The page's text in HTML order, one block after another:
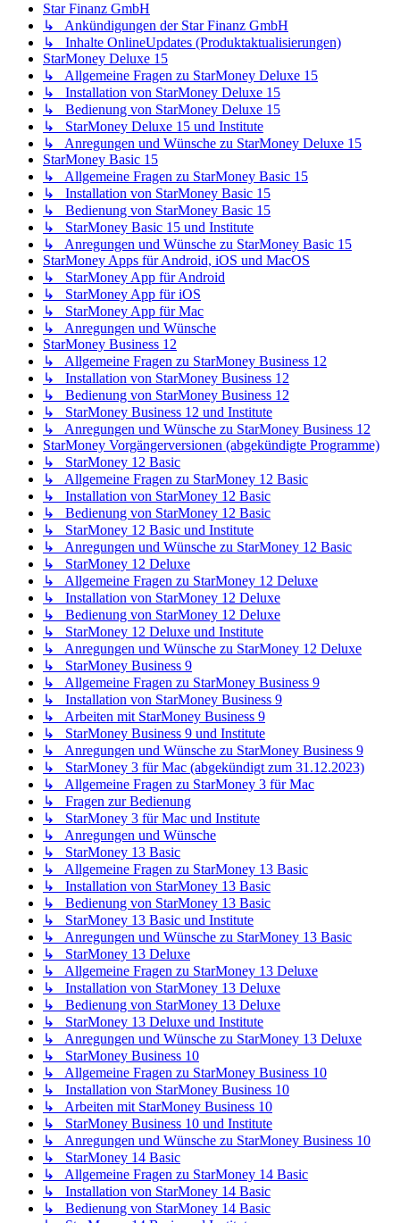
Star Finanz GmbH
↳ Ankündigungen der Star Finanz GmbH
↳ Inhalte OnlineUpdates (Produktaktualisierungen)
StarMoney Deluxe 15
↳ Allgemeine Fragen zu StarMoney Deluxe 15
↳ Installation von StarMoney Deluxe 15
↳ Bedienung von StarMoney Deluxe 15
↳ StarMoney Deluxe 15 und Institute
↳ Anregungen und Wünsche zu StarMoney Deluxe 15
StarMoney Basic 15
↳ Allgemeine Fragen zu StarMoney Basic 15
↳ Installation von StarMoney Basic 15
↳ Bedienung von StarMoney Basic 15
↳ StarMoney Basic 15 und Institute
↳ Anregungen und Wünsche zu StarMoney Basic 15
StarMoney Apps für Android, iOS und MacOS
↳ StarMoney App für Android
↳ StarMoney App für iOS
↳ StarMoney App für Mac
↳ Anregungen und Wünsche
StarMoney Business 12
↳ Allgemeine Fragen zu StarMoney Business 12
↳ Installation von StarMoney Business 12
↳ Bedienung von StarMoney Business 12
↳ StarMoney Business 12 und Institute
↳ Anregungen und Wünsche zu StarMoney Business 12
StarMoney Vorgängerversionen (abgekündigte Programme)
↳ StarMoney 12 Basic
↳ Allgemeine Fragen zu StarMoney 12 Basic
↳ Installation von StarMoney 12 Basic
↳ Bedienung von StarMoney 12 Basic
↳ StarMoney 12 Basic und Institute
↳ Anregungen und Wünsche zu StarMoney 12 Basic
↳ StarMoney 12 Deluxe
↳ Allgemeine Fragen zu StarMoney 12 Deluxe
↳ Installation von StarMoney 12 Deluxe
↳ Bedienung von StarMoney 12 Deluxe
↳ StarMoney 12 Deluxe und Institute
↳ Anregungen und Wünsche zu StarMoney 12 Deluxe
↳ StarMoney Business 9
↳ Allgemeine Fragen zu StarMoney Business 9
↳ Installation von StarMoney Business 9
↳ Arbeiten mit StarMoney Business 9
↳ StarMoney Business 9 und Institute
↳ Anregungen und Wünsche zu StarMoney Business 9
↳ StarMoney 3 für Mac (abgekündigt zum 31.12.2023)
↳ Allgemeine Fragen zu StarMoney 3 für Mac
↳ Fragen zur Bedienung
↳ StarMoney 3 für Mac und Institute
↳ Anregungen und Wünsche
↳ StarMoney 13 Basic
↳ Allgemeine Fragen zu StarMoney 13 Basic
↳ Installation von StarMoney 13 Basic
↳ Bedienung von StarMoney 13 Basic
↳ StarMoney 13 Basic und Institute
↳ Anregungen und Wünsche zu StarMoney 13 Basic
↳ StarMoney 13 Deluxe
↳ Allgemeine Fragen zu StarMoney 13 Deluxe
↳ Installation von StarMoney 13 Deluxe
↳ Bedienung von StarMoney 13 Deluxe
↳ StarMoney 13 Deluxe und Institute
↳ Anregungen und Wünsche zu StarMoney 13 Deluxe
↳ StarMoney Business 10
↳ Allgemeine Fragen zu StarMoney Business 10
↳ Installation von StarMoney Business 10
↳ Arbeiten mit StarMoney Business 10
↳ StarMoney Business 10 und Institute
↳ Anregungen und Wünsche zu StarMoney Business 10
↳ StarMoney 14 Basic
↳ Allgemeine Fragen zu StarMoney 14 Basic
↳ Installation von StarMoney 14 Basic
↳ Bedienung von StarMoney 14 Basic